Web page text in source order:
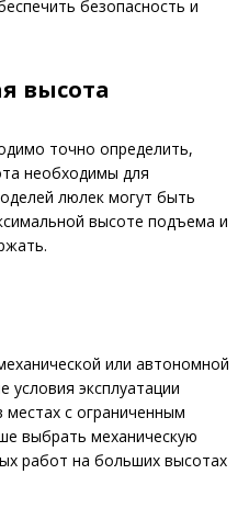
безопасность и
высота
точно определить,
необходимы для
люлек могут быть
высоте подъема и
или автономной
условия эксплуатации
с ограниченным
выбрать механическую
работ на больших высотах